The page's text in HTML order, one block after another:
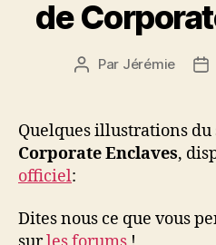
de
Auteur
Par Jérémie
Quelques illustrations
Corporate Enclaves,
officiel:
Dites nous ce que vous